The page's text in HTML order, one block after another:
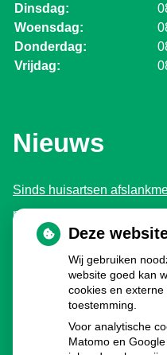
Dinsdag:
Woensdag:
Donderdag:
Vrijdag:
Nieuws
Sinds huisartsen
neemt gebruik toe
Schurft sinds corona geen
uitbraken fors gestegen
Stoppen met
leefstijlaanpassingen weer
Kookadvies drinkwater in
Deze
Wij gebruiken
website goed kan
cookies en
toestemming.
Voor analytische
Matomo en